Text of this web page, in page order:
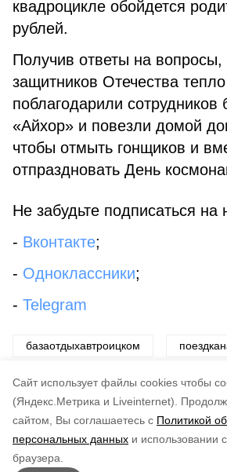
Cайт использует файлы cookies чтобы
(Яндекс.Метрика и Liveinternet).
сайтом, Вы соглашаетесь с Политикой
персональных данных и использовании
браузера.
квадроцикле обойдется
рублей.
Получив ответы на
защитников Отечества тепло
поблагодарили сотрудников
«Айхор» и повезли домой
чтобы отмыть гонщиков и
отпраздновать День
Не забудьте подписаться на
- Вконтакте;
- Одноклассники;
- Telegram
базаотдыхавтроицком
туристическийобъект
по оценке
5